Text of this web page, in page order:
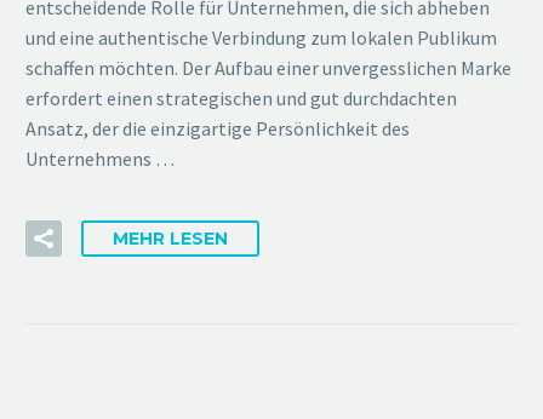
entscheidende Rolle für Unternehmen, die sich abheben
und eine authentische Verbindung zum lokalen Publikum
schaffen möchten. Der Aufbau einer unvergesslichen Marke
erfordert einen strategischen und gut durchdachten
Ansatz, der die einzigartige Persönlichkeit des
Unternehmens …
MEHR LESEN